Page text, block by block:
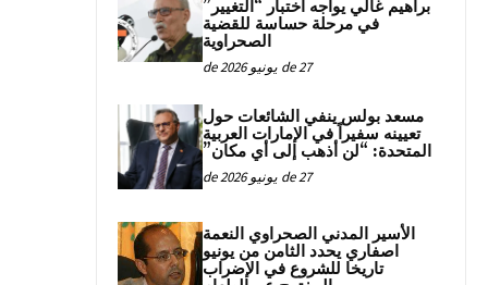
براهيم غالي يواجه اختبار “التغيير”
في مرحلة حساسة للقضية
الصحراوية
27 de يونيو de 2026
مسعد بولس ينفي الشائعات حول
تعيينه سفيراً في الإمارات العربية
المتحدة: “لن أذهب إلى أي مكان”
27 de يونيو de 2026
الأسير المدني الصحراوي النعمة
اصفاري يحدد الثامن من يونيو
تاريخا للشروع في الإضراب